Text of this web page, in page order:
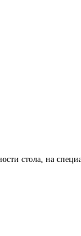
стола, на